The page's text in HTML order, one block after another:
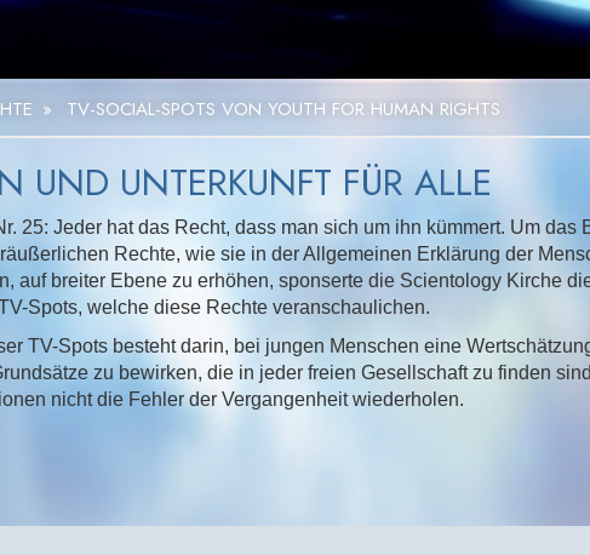
» TV-SOCIAL-SPOTS VON YOUTH FOR HUMAN RIGHTS
UND UNTERKUNFT FÜR ALLE
25: Jeder hat das Recht, dass man sich um ihn kümmert. Um das
Rechte, wie sie in der Allgemeinen Erklärung der
auf breiter Ebene zu erhöhen, sponserte die Scientology Kirche
Spots, welche diese Rechte veranschaulichen.
TV-Spots besteht darin, bei jungen Menschen eine
zu bewirken, die in jeder freien Gesellschaft zu finden
nicht die Fehler der Vergangenheit wiederholen.